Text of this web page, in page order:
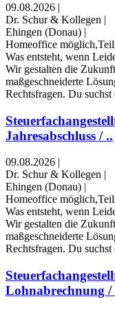
09.08.2026 |
Dr. Schur & Kollegen |
Ehingen (Donau) |
Homeoffice
Was entsteht, wenn
Wir gestalten die
maßgeschneiderte
Rechtsfragen. Du
Jahresabschluss / ..
09.08.2026 |
Dr. Schur & Kollegen |
Ehingen (Donau) |
Homeoffice
Was entsteht, wenn
Wir gestalten die
maßgeschneiderte
Rechtsfragen. Du
Lohnabrechnung /